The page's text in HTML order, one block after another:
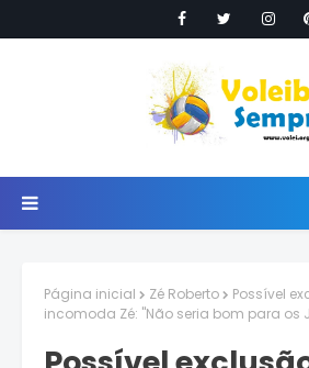
Página inicial Zé Roberto
Possível
incomoda Zé: "Não seria bom para os